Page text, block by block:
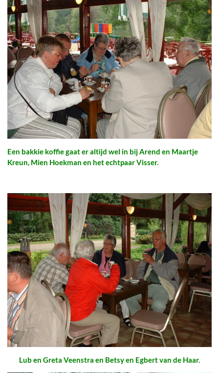
Een bakkie koffie gaat er altijd wel in bij Arend en Maartje
Kreun, Mien Hoekman en het echtpaar Visser.
Lub en Greta Veenstra en Betsy en Egbert van de Haar.